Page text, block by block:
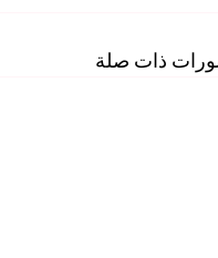
ذات صلة